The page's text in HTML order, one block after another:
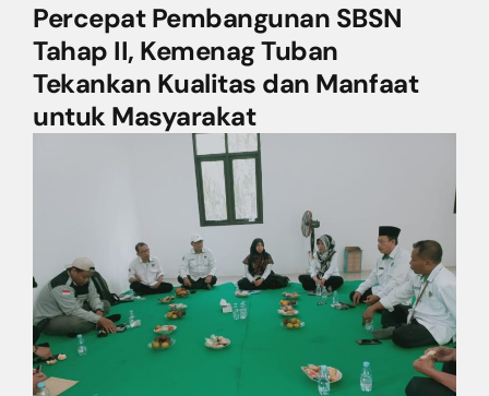
Percepat Pembangunan SBSN
Tahap II, Kemenag Tuban
Tekankan Kualitas dan Manfaat
untuk Masyarakat